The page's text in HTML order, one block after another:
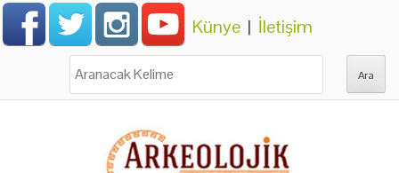
Künye | İletişim